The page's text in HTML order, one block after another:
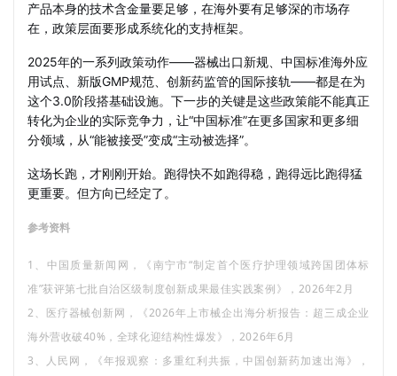
产品本身的技术含金量要足够，在海外要有足够深的市场存
在，政策层面要形成系统化的支持框架。
2025年的一系列政策动作——器械出口新规、中国标准海外应
用试点、新版GMP规范、创新药监管的国际接轨——都是在为
这个3.0阶段搭基础设施。下一步的关键是这些政策能不能真正
转化为企业的实际竞争力，让“中国标准”在更多国家和更多细
分领域，从“能被接受”变成“主动被选择”。
这场长跑，才刚刚开始。跑得快不如跑得稳，跑得远比跑得猛
更重要。但方向已经定了。
参考资料
1、中国质量新闻网，《南宁市“制定首个医疗护理领域跨国团体标
准”获评第七批自治区级制度创新成果最佳实践案例》，2026年2月
2、医疗器械创新网，《2026年上市械企出海分析报告：超三成企业
海外营收破40%，全球化迎结构性爆发》，2026年6月
3、人民网，《年报观察：多重红利共振，中国创新药加速出海》，